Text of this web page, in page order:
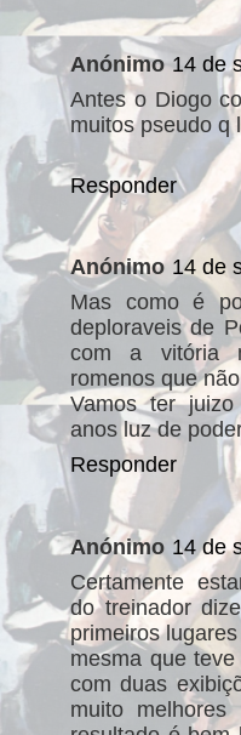
Anónimo 14 de
Antes o Diogo
muitos pseudo q
Responder
Anónimo 14 de
Mas como é
deploraveis de
com a vitória
romenos que
Vamos ter
anos luz de
Responder
Anónimo 14 de
Certamente
do treinador
primeiros
mesma que
com duas
muito